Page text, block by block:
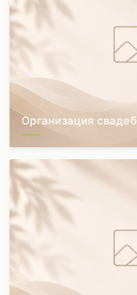
Организация свадеб